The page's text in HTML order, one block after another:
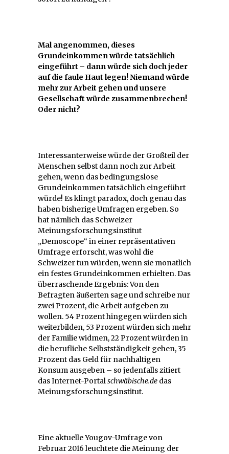
Mal angenommen, dieses
Grundeinkommen würde tatsächlich
eingeführt – dann würde sich doch jeder
auf die faule Haut legen! Niemand würde
mehr zur Arbeit gehen und unsere
Gesellschaft würde zusammenbrechen!
Oder nicht?
Interessanterweise würde der Großteil der
Menschen selbst dann noch zur Arbeit
gehen, wenn das bedingungslose
Grundeinkommen tatsächlich eingeführt
würde! Es klingt paradox, doch genau das
haben bisherige Umfragen ergeben. So
hat nämlich das Schweizer
Meinungsforschungsinstitut
„Demoscope“ in einer repräsentativen
Umfrage erforscht, was wohl die
Schweizer tun würden, wenn sie monatlich
ein festes Grundeinkommen erhielten. Das
überraschende Ergebnis: Von den
Befragten äußerten sage und schreibe nur
zwei Prozent, die Arbeit aufgeben zu
wollen. 54 Prozent hingegen würden sich
weiterbilden, 53 Prozent würden sich mehr
der Familie widmen, 22 Prozent würden in
die berufliche Selbstständigkeit gehen, 35
Prozent das Geld für nachhaltigen
Konsum ausgeben – so jedenfalls zitiert
das Internet-Portalschwäbische.de das
Meinungsforschungsinstitut.
Eine aktuelle Yougov-Umfrage von
Februar 2016 leuchtete die Meinung der